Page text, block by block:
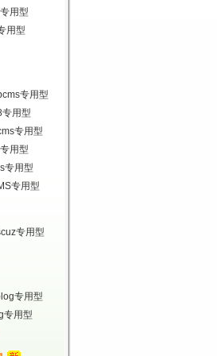
用型
用型
专用型
用型
专用型
用型
专用型
专用型
专用型
专用型
专用型